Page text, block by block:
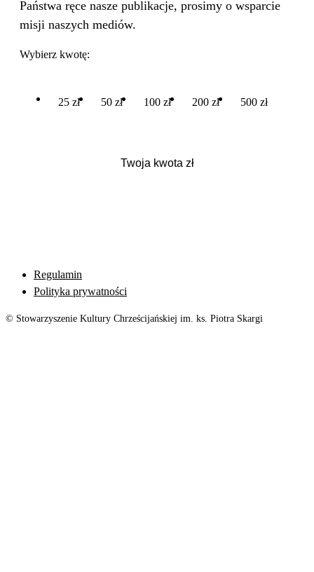
Państwa ręce nasze publikacje, prosimy o wsparcie
misji naszych mediów.
Wybierz kwotę:
25 zł 50 zł 100 zł 200 zł 500 zł
Regulamin
Polityka prywatności
© Stowarzyszenie Kultury Chrześcijańskiej im. ks. Piotra Skargi